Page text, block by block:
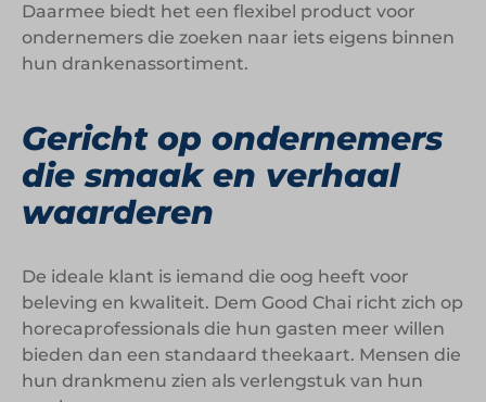
Daarmee biedt het een flexibel product voor
ondernemers die zoeken naar iets eigens binnen
hun drankenassortiment.
Gericht op ondernemers
die smaak en verhaal
waarderen
De ideale klant is iemand die oog heeft voor
beleving en kwaliteit. Dem Good Chai richt zich op
horecaprofessionals die hun gasten meer willen
bieden dan een standaard theekaart. Mensen die
hun drankmenu zien als verlengstuk van hun